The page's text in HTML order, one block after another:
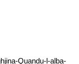
Quandu-l-alba-